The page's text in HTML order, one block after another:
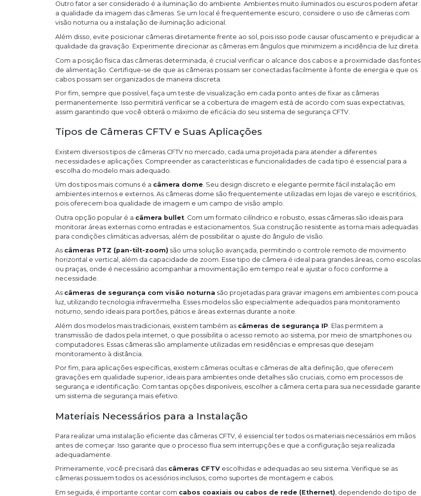
Outro fator a ser considerado é a iluminação do ambiente. Ambientes muito iluminados ou escuros podem afetar
a qualidade da imagem das câmeras. Se um local é frequentemente escuro, considere o uso de câmeras com
visão noturna ou a instalação de iluminação adicional.
Além disso, evite posicionar câmeras diretamente frente ao sol, pois isso pode causar ofuscamento e prejudicar a
qualidade da gravação. Experimente direcionar as câmeras em ângulos que minimizem a incidência de luz direta.
Com a posição física das câmeras determinada, é crucial verificar o alcance dos cabos e a proximidade das fontes
de alimentação. Certifique-se de que as câmeras possam ser conectadas facilmente à fonte de energia e que os
cabos possam ser organizados de maneira discreta.
Por fim, sempre que possível, faça um teste de visualização em cada ponto antes de fixar as câmeras
permanentemente. Isso permitirá verificar se a cobertura de imagem está de acordo com suas expectativas,
assim garantindo que você obterá o máximo de eficácia do seu sistema de segurança CFTV.
Tipos de Câmeras CFTV e Suas Aplicações
Existem diversos tipos de câmeras CFTV no mercado, cada uma projetada para atender a diferentes
necessidades e aplicações. Compreender as características e funcionalidades de cada tipo é essencial para a
escolha do modelo mais adequado.
Um dos tipos mais comuns é a câmera dome. Seu design discreto e elegante permite fácil instalação em
ambientes internos e externos. As câmeras dome são frequentemente utilizadas em lojas de varejo e escritórios,
pois oferecem boa qualidade de imagem e um campo de visão amplo.
Outra opção popular é a câmera bullet. Com um formato cilíndrico e robusto, essas câmeras são ideais para
monitorar áreas externas como entradas e estacionamentos. Sua construção resistente as torna mais adequadas
para condições climáticas adversas, além de possibilitar o ajuste do ângulo de visão.
As câmeras PTZ (pan-tilt-zoom) são uma solução avançada, permitindo o controle remoto de movimento
horizontal e vertical, além da capacidade de zoom. Esse tipo de câmera é ideal para grandes áreas, como escolas
ou praças, onde é necessário acompanhar a movimentação em tempo real e ajustar o foco conforme a
necessidade.
As câmeras de segurança com visão noturna são projetadas para gravar imagens em ambientes com pouca
luz, utilizando tecnologia infravermelha. Esses modelos são especialmente adequados para monitoramento
noturno, sendo ideais para portões, pátios e áreas externas durante a noite.
Além dos modelos mais tradicionais, existem também as câmeras de segurança IP . Elas permitem a
transmissão de dados pela internet, o que possibilita o acesso remoto ao sistema, por meio de smartphones ou
computadores. Essas câmeras são amplamente utilizadas em residências e empresas que desejam
monitoramento à distância.
Por fim, para aplicações específicas, existem câmeras ocultas e câmeras de alta definição, que oferecem
gravações em qualidade superior, ideais para ambientes onde detalhes são cruciais, como em processos de
segurança e identificação. Com tantas opções disponíveis, escolher a câmera certa para sua necessidade garante
um sistema de segurança mais efetivo.
Materiais Necessários para a Instalação
Para realizar uma instalação eficiente das câmeras CFTV, é essencial ter todos os materiais necessários em mãos
antes de começar. Isso garante que o processo flua sem interrupções e que a configuração seja realizada
adequadamente.
Primeiramente, você precisará das câmeras CFTVescolhidas e adequadas ao seu sistema. Verifique se as
câmeras possuem todos os acessórios inclusos, como suportes de montagem e cabos.
Em seguida, é importante contar com cabos coaxiais ou cabos de rede (Ethernet) , dependendo do tipo de